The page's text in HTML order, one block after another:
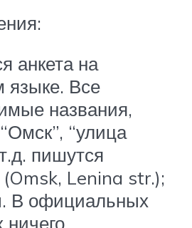
анкета на
языке. Все
названия,
“улица
пишутся
Lenina str.);
В официальных
ничего